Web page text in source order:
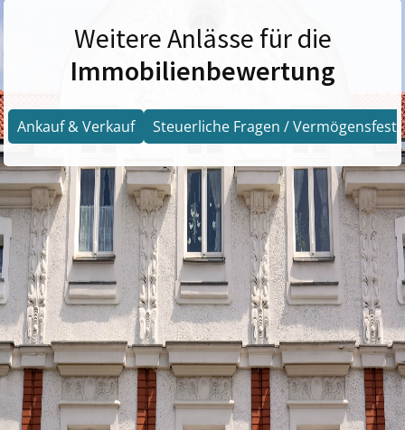
Weitere Anlässe für die
Immobilienbewertung
Ankauf & Verkauf Steuerliche Fragen /